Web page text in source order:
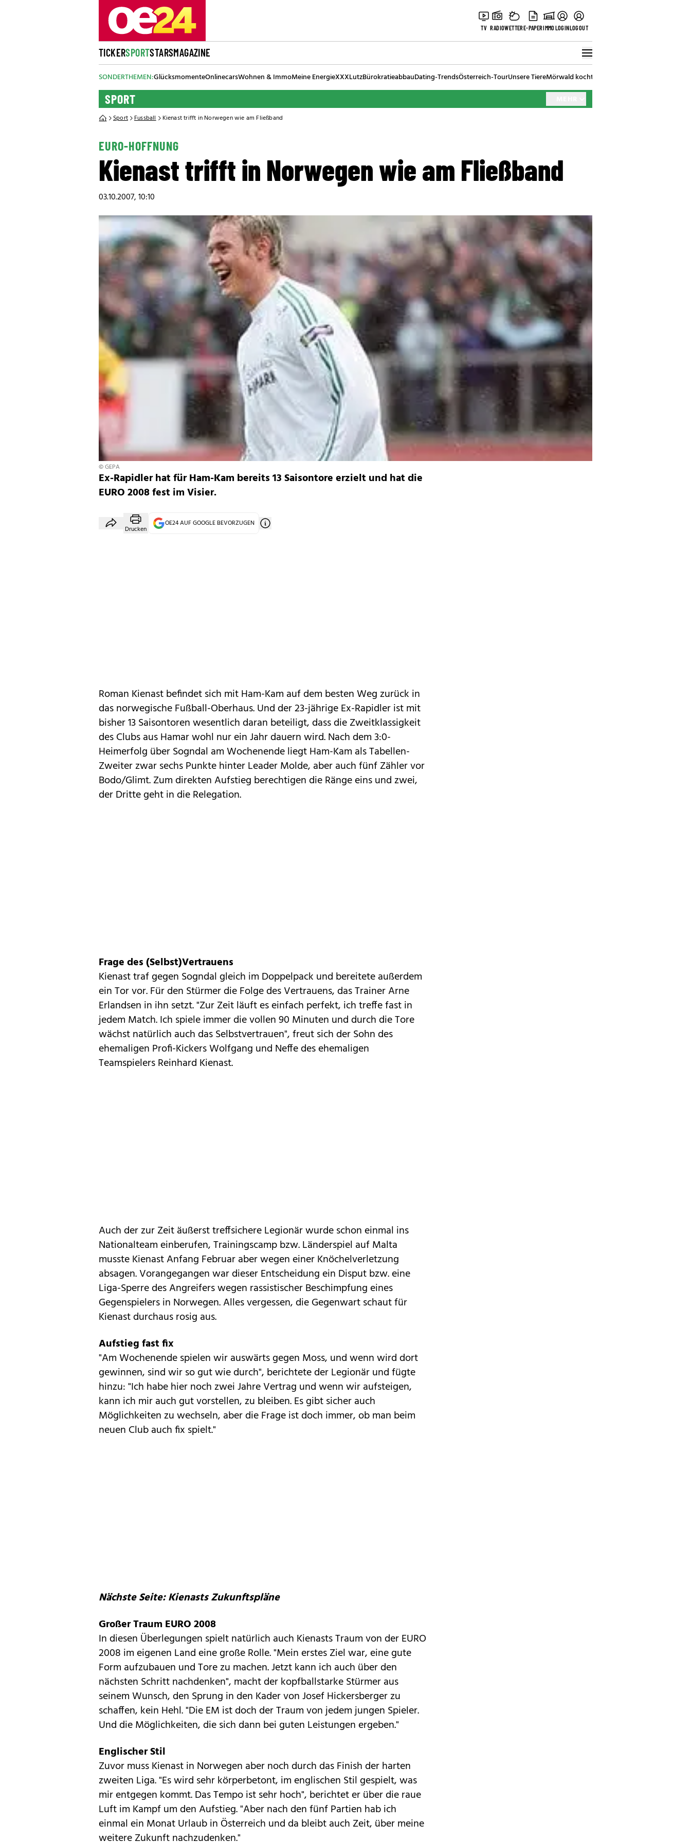
TV RADIOWETTERE-PAPERIMMOLOGINLOGOUT
TICKERSPORTSTARSMAGAZINE
SONDERTHEMEN:GlücksmomenteOnlinecarsWohnen & ImmoMeine EnergieXXXLutzBürokratieabbauDating-TrendsÖsterreich-TourUnsere TiereMörwald kocht
SPORT
Sport Fussball Kienast trifft in Norwegen wie am Fließband
EURO-HOFFNUNG
Kienast trifft in Norwegen wie am Fließband
03.10.2007, 10:10
© GEPA
Ex-Rapidler hat für Ham-Kam bereits 13 Saisontore erzielt und hat die
EURO 2008 fest im Visier.
Drucken
OE24 AUF GOOGLE BEVORZUGEN
Roman Kienast befindet sich mit Ham-Kam auf dem besten Weg zurück in
das norwegische Fußball-Oberhaus. Und der 23-jährige Ex-Rapidler ist mit
bisher 13 Saisontoren wesentlich daran beteiligt, dass die Zweitklassigkeit
des Clubs aus Hamar wohl nur ein Jahr dauern wird. Nach dem 3:0-
Heimerfolg über Sogndal am Wochenende liegt Ham-Kam als Tabellen-
Zweiter zwar sechs Punkte hinter Leader Molde, aber auch fünf Zähler vor
Bodo/Glimt. Zum direkten Aufstieg berechtigen die Ränge eins und zwei,
der Dritte geht in die Relegation.
Frage des (Selbst)Vertrauens
Kienast traf gegen Sogndal gleich im Doppelpack und bereitete außerdem
ein Tor vor. Für den Stürmer die Folge des Vertrauens, das Trainer Arne
Erlandsen in ihn setzt. "Zur Zeit läuft es einfach perfekt, ich treffe fast in
jedem Match. Ich spiele immer die vollen 90 Minuten und durch die Tore
wächst natürlich auch das Selbstvertrauen", freut sich der Sohn des
ehemaligen Profi-Kickers Wolfgang und Neffe des ehemaligen
Teamspielers Reinhard Kienast.
Auch der zur Zeit äußerst treffsichere Legionär wurde schon einmal ins
Nationalteam einberufen, Trainingscamp bzw. Länderspiel auf Malta
musste Kienast Anfang Februar aber wegen einer Knöchelverletzung
absagen. Vorangegangen war dieser Entscheidung ein Disput bzw. eine
Liga-Sperre des Angreifers wegen rassistischer Beschimpfung eines
Gegenspielers in Norwegen. Alles vergessen, die Gegenwart schaut für
Kienast durchaus rosig aus.
Aufstieg fast fix
"Am Wochenende spielen wir auswärts gegen Moss, und wenn wird dort
gewinnen, sind wir so gut wie durch", berichtete der Legionär und fügte
hinzu: "Ich habe hier noch zwei Jahre Vertrag und wenn wir aufsteigen,
kann ich mir auch gut vorstellen, zu bleiben. Es gibt sicher auch
Möglichkeiten zu wechseln, aber die Frage ist doch immer, ob man beim
neuen Club auch fix spielt."
Nächste Seite: Kienasts Zukunftspläne
Großer Traum EURO 2008
In diesen Überlegungen spielt natürlich auch Kienasts Traum von der EURO
2008 im eigenen Land eine große Rolle. "Mein erstes Ziel war, eine gute
Form aufzubauen und Tore zu machen. Jetzt kann ich auch über den
nächsten Schritt nachdenken", macht der kopfballstarke Stürmer aus
seinem Wunsch, den Sprung in den Kader von Josef Hickersberger zu
schaffen, kein Hehl. "Die EM ist doch der Traum von jedem jungen Spieler.
Und die Möglichkeiten, die sich dann bei guten Leistungen ergeben."
Englischer Stil
Zuvor muss Kienast in Norwegen aber noch durch das Finish der harten
zweiten Liga. "Es wird sehr körperbetont, im englischen Stil gespielt, was
mir entgegen kommt. Das Tempo ist sehr hoch", berichtet er über die raue
Luft im Kampf um den Aufstieg. "Aber nach den fünf Partien hab ich
einmal ein Monat Urlaub in Österreich und da bleibt auch Zeit, über meine
weitere Zukunft nachzudenken."